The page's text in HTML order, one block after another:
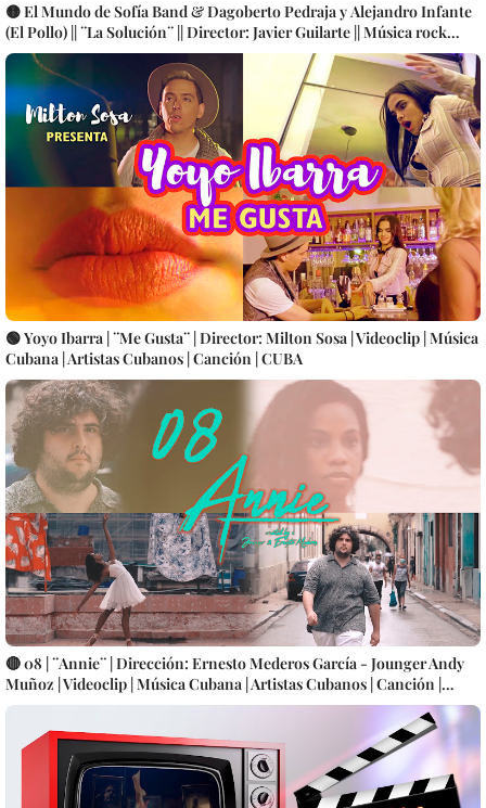
🟡 El Mundo de Sofía Band & Dagoberto Pedraja y Alejandro Infante
(El Pollo) || ¨La Solución¨ || Director: Javier Guilarte || Música rock
cubana || Videoclip || CUBA
🟢 Yoyo Ibarra | ¨Me Gusta¨ | Director: Milton Sosa | Videoclip | Música
Cubana | Artistas Cubanos | Canción | CUBA
🔴 08 | ¨Annie¨ | Dirección: Ernesto Mederos García - Jounger Andy
Muñoz | Videoclip | Música Cubana | Artistas Cubanos | Canción |
CUBA